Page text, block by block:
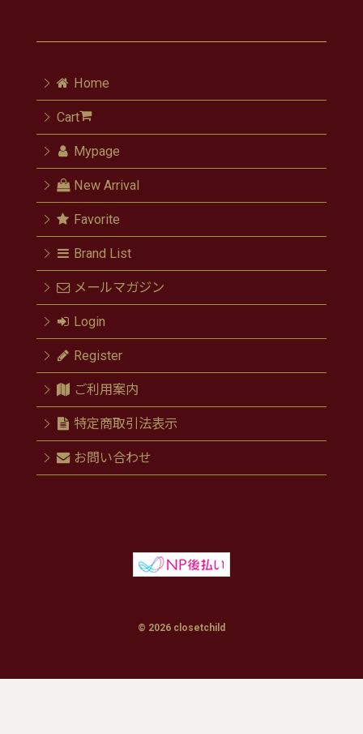
Home
Cart
Mypage
New Arrival
Favorite
Brand List
メールマガジン
Login
Register
ご利用案内
特定商取引法表示
お問い合わせ
© 2026 closetchild